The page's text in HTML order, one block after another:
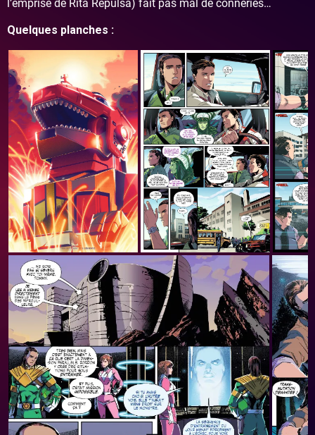
l’emprise de Rita Repulsa) fait pas mal de conneries…
Quelques planches :